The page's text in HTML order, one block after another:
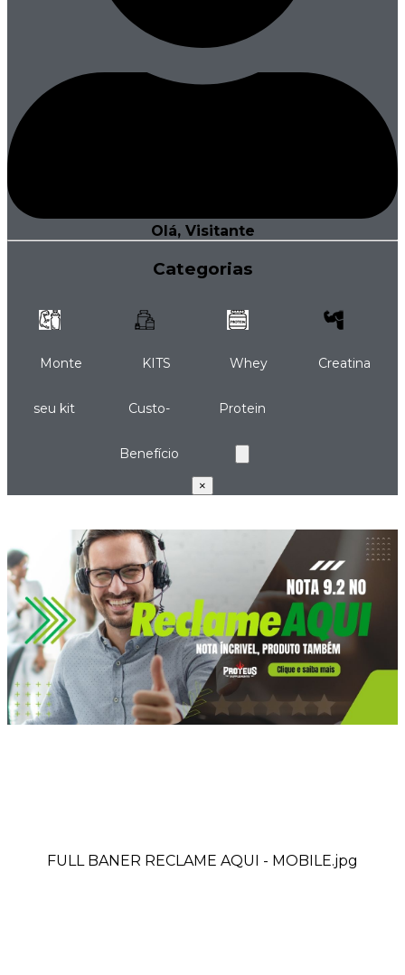
Olá, Visitante
Categorias
Monte
seu kit
KITS
Custo-
Benefício
Whey
Protein
Creatina
×
FULL BANER RECLAME AQUI - MOBILE.jpg